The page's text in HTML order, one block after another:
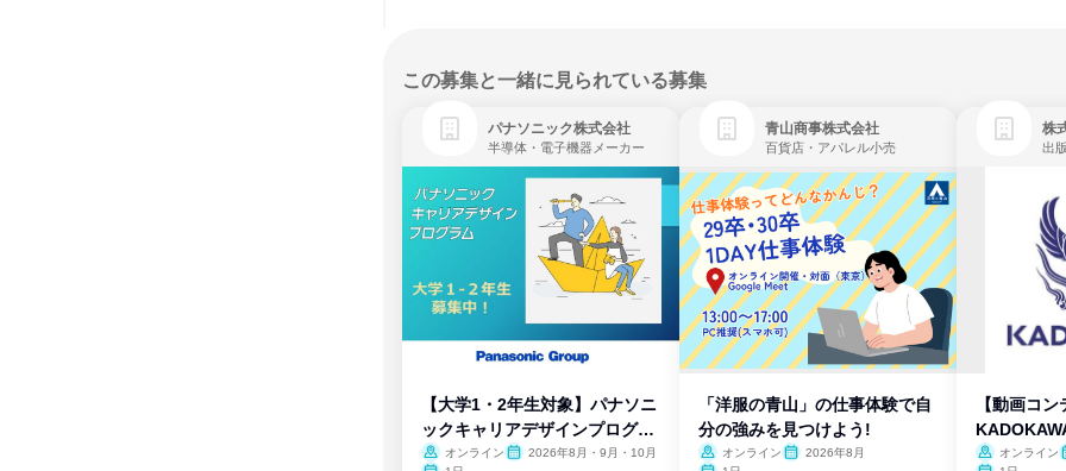
この募集と一緒に見られている募集
パナソニック株式会社
半導体・電子機器メーカー
【大学1・2年生対象】パナソニ
ックキャリアデザインプログラ
ム
オンライン
2026年8月・9月・10月
青山商事株式会社
百貨店・アパレル小売
「洋服の青山」の仕事体験で自
分の強みを見つけよう!
オンライン
2026年8月
株
出
【動画コン
オンライン